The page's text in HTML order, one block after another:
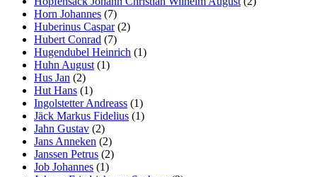
Horn Johannes (7)
Huberinus Caspar(2)
Hubert Conrad (7)
Hugendubel Heinrich (1)
Huhn August (1)
Hus Jan (2)
Hut Hans (1)
Ingolstetter Andreass (1)
Jäck Markus Fidelius (1)
Jahn Gustav (2)
Jans Anneken (2)
Janssen Petrus (2)
Job Johannes (1)